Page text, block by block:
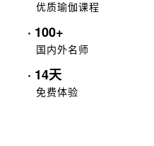
优质瑜伽课程
· 100+
国内外名师
· 14天
免费体验